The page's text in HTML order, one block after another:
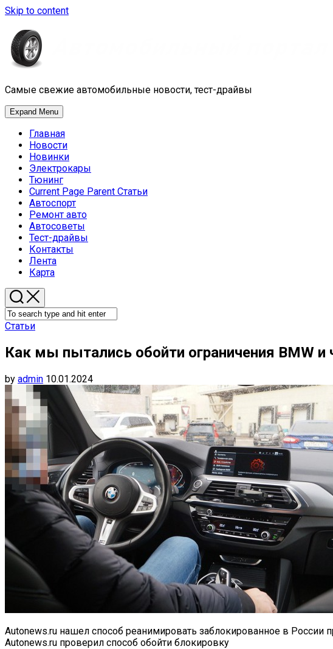
Skip to content
Самые свежие автомобильные новости, тест-драйвы
Expand Menu
Главная
Новости
Новинки
Электрокары
Тюнинг
Current Page Parent Статьи
Автоспорт
Ремонт авто
Автосоветы
Тест-драйвы
Контакты
Лента
Карта
Статьи
Как мы пытались обойти ограничения BMW и
by admin 10.01.2024
Autonews.ru нашел способ реанимировать заблокированное в
Autonews.ru проверил способ обойти блокировку